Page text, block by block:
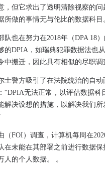
，但它求出了透明清除视察的问
所做的事情无与伦比的数据科目
队也在努力在2018年（DPA 18
的DPIA，如瑞典犯罪数据法也
中搬迁，因此具有相似的尽职调
士警方吸引了在法院统治的自动
“DPIA无法正常，以评估数据科
解决设想的措施，以解决我们所
（FOI）调查，计算机每周在
在未能在其部署之前进行数据保
人的个人数据。 。